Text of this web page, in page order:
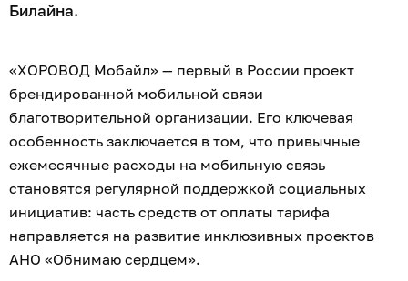
Билайна.
«ХОРОВОД Мобайл» — первый в России проект
брендированной мобильной связи
благотворительной организации. Его ключевая
особенность заключается в том, что привычные
ежемесячные расходы на мобильную связь
становятся регулярной поддержкой социальных
инициатив: часть средств от оплаты тарифа
направляется на развитие инклюзивных проектов
АНО «Обнимаю сердцем».